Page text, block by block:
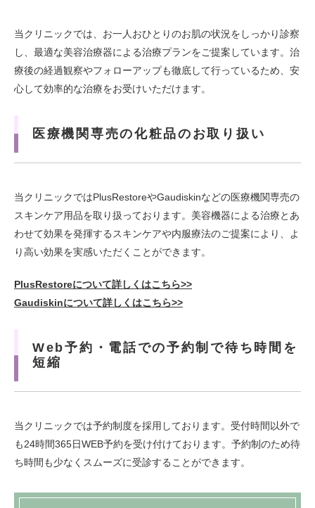
当クリニックでは、お一人おひとりのお肌の状況をしっかり診察
し、最適な美容治療器による治療プランをご提案しています。治
療後の経過観察やフォローアップも徹底して行っているため、安
心して効率的な治療をお受けいただけます。
医療機関専売の化粧品のお取り扱い
当クリニックではPlusRestoreやGaudiskinなどの医療機関専売の
スキンケア用品を取り扱っております。美容機器による治療とあ
わせて効果を発揮するスキンケアや内服療法のご提案により、よ
り高い効果を実感いただくことができます。
PlusRestoreについて詳しくはこちら>>
Gaudiskinについて詳しくはこちら>>
Web予約・電話での予約制で待ち時間を
短縮
当クリニックでは予約制度を採用しております。受付時間以外で
も24時間365日WEB予約を受け付けております。予約制のため待
ち時間も少なくスムーズに受診することができます。